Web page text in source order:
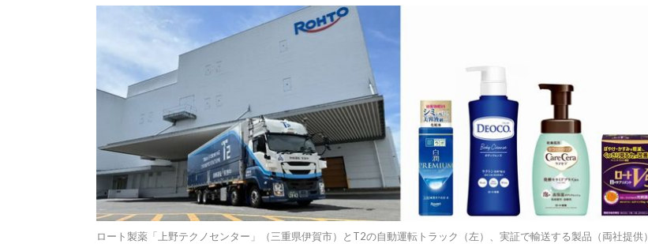
ロート製薬「上野テクノセンター」（三重県伊賀市）とT2の自動運転トラック（左）、実証で輸送する製品（両社提供）